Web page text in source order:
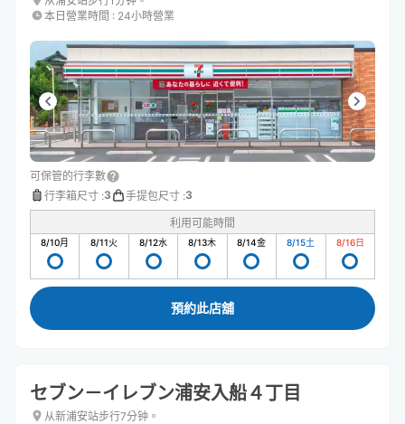
本日營業時間 : 24小時營業
可保管的行李數
行李箱尺寸 :3 手提包尺寸 :3
利用可能時間
8/10月 8/11火 8/12水 8/13木 8/14金 8/15土 8/16日
預約此店舖
セブン－イレブン浦安入船４丁目
从新浦安站步行7分钟。